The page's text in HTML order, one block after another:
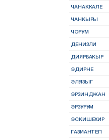
ЧАНАККАЛЕ
ЧАНКЫРЫ
ЧОРУМ
ДЕНИЗЛИ
ДИЯРБАКЫР
ЭДИРНЕ
ЭЛЯЗЫГ
ЭРЗИНДЖАН
ЭРЗУРУМ
ЭСКИШЕХИР
ГАЗИАНТЕП